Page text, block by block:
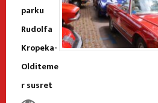
parku
Rudolfa
Kropeka-
Olditeme
r susret